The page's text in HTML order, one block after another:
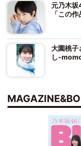
元乃木
「この
大園桃子
し-